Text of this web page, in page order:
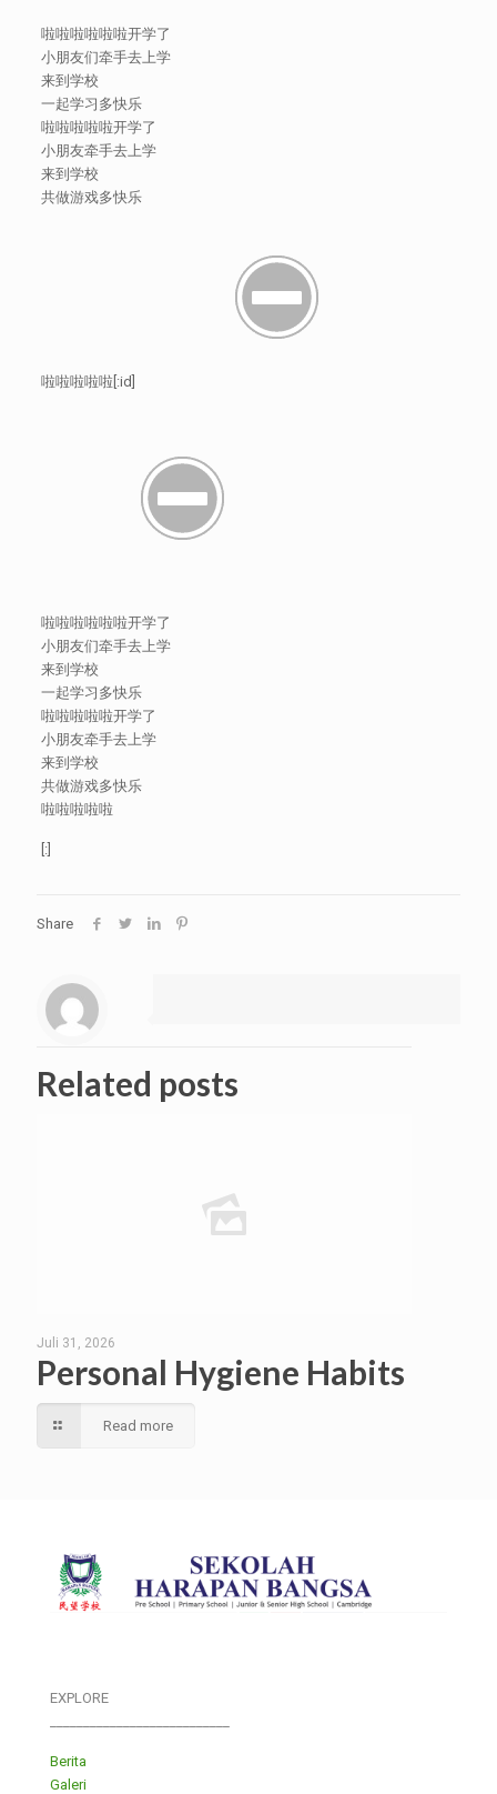
啦啦啦啦啦啦开学了
小朋友们牵手去上学
来到学校
一起学习多快乐
啦啦啦啦啦开学了
小朋友牵手去上学
来到学校
共做游戏多快乐
啦啦啦啦啦[:id]
啦啦啦啦啦啦开学了
小朋友们牵手去上学
来到学校
一起学习多快乐
啦啦啦啦啦开学了
小朋友牵手去上学
来到学校
共做游戏多快乐
啦啦啦啦啦
[:]
Share
Related posts
Juli 31, 2026
Personal Hygiene Habits
Read more
EXPLORE
Berita
Galeri